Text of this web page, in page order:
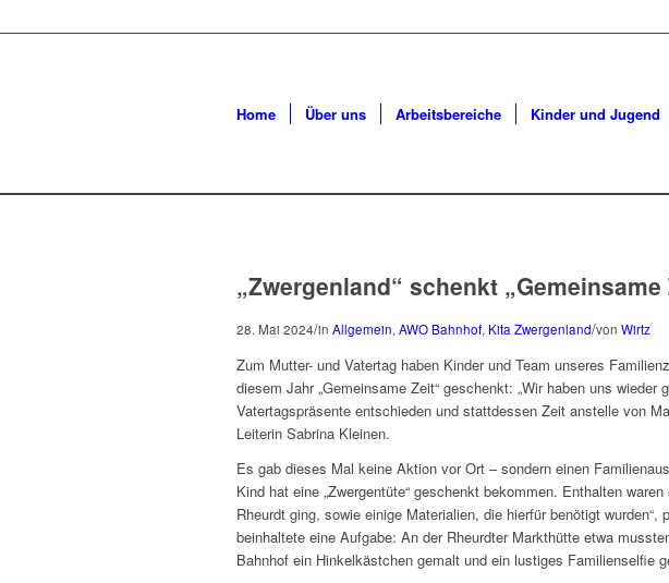
Home Über uns Arbeitsbereiche Kinder und Jugend
„Zwergenland“ schenkt „Gemeinsame
28. Mai 2024/in Allgemein, AWO Bahnhof, Kita Zwergenland/von Wirtz
Zum Mutter- und Vatertag haben Kinder und Team unseres
diesem Jahr „Gemeinsame Zeit“ geschenkt: „Wir haben uns wieder
Vatertagspräsente entschieden und stattdessen Zeit anstelle von
Leiterin Sabrina Kleinen.
Es gab dieses Mal keine Aktion vor Ort – sondern einen
Kind hat eine „Zwergentüte“ geschenkt bekommen. Enthalten
Rheurdt ging, sowie einige Materialien, die hierfür benötigt
beinhaltete eine Aufgabe: An der Rheurdter Markthütte etwa
Bahnhof ein Hinkelkästchen gemalt und ein lustiges Familienselfie